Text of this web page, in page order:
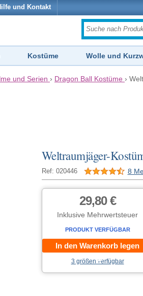
und Kontakt
Kostüme Wolle und
und Serien › Dragon Ball Kostüme ›
Weltraumjäger-
Ref: 020446 8
29,80 €
Inklusive Mehrwertsteuer
PRODUKT VERFÜGBAR
In den Warenkorb legen
3 größen verfügbar